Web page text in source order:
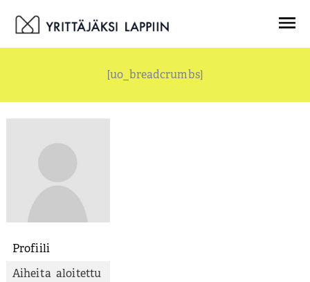
sisältöön
[uo_breadcrumbs]
Profiili
Aiheita aloitettu